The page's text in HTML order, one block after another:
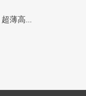
薄高...